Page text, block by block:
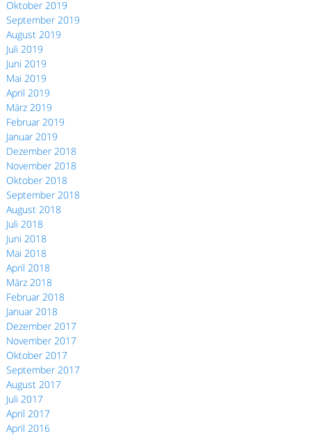
Oktober 2019
September 2019
August 2019
Juli 2019
Juni 2019
Mai 2019
April 2019
März 2019
Februar 2019
Januar 2019
Dezember 2018
November 2018
Oktober 2018
September 2018
August 2018
Juli 2018
Juni 2018
Mai 2018
April 2018
März 2018
Februar 2018
Januar 2018
Dezember 2017
November 2017
Oktober 2017
September 2017
August 2017
Juli 2017
April 2017
April 2016